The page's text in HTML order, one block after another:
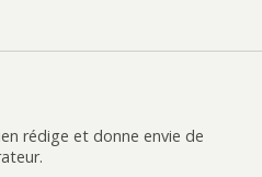
rédige et donne envie de